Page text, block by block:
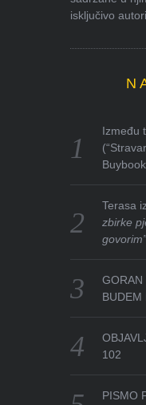
isključivo autori.
Između
Terasa
zbirke
GORAN
BUDEM
102
PISMO